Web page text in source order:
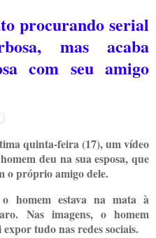
procurando serial
mas acaba
com seu amigo
quinta-feira (17), um vídeo
deu na sua esposa, que
o próprio amigo dele.
homem estava na mata à
Nas imagens, o homem
tudo nas redes sociais.